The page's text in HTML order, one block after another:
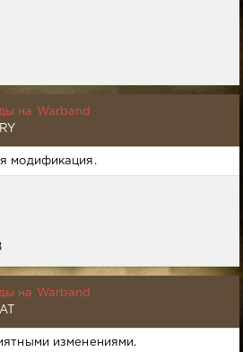
на Warband
модификация.
на Warband
изменениями.